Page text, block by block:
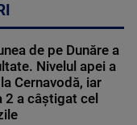
de pe Dunăre a
Nivelul apei a
Cernavodă, iar
2 a câștigat cel